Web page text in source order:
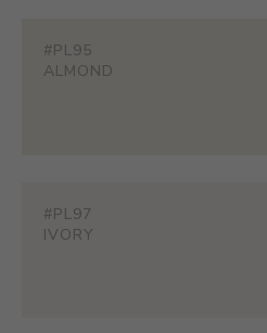
#PL95
ALMOND
#PL97
IVORY